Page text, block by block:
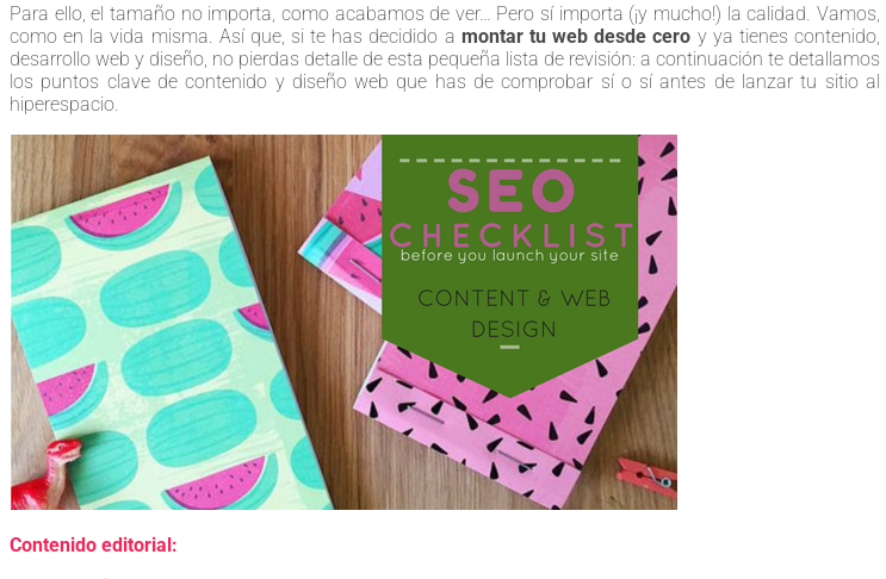
Para ello, el tamaño no importa, como acabamos de ver… Pero sí importa (¡y mucho!) la calidad. Vamos,
como en la vida misma. Así que, si te has decidido a montar tu web desde cero y ya tienes contenido,
desarrollo web y diseño, no pierdas detalle de esta pequeña lista de revisión: a continuación te detallamos
los puntos clave de contenido y diseño web que has de comprobar sí o sí antes de lanzar tu sitio al
hiperespacio.
Contenido editorial: